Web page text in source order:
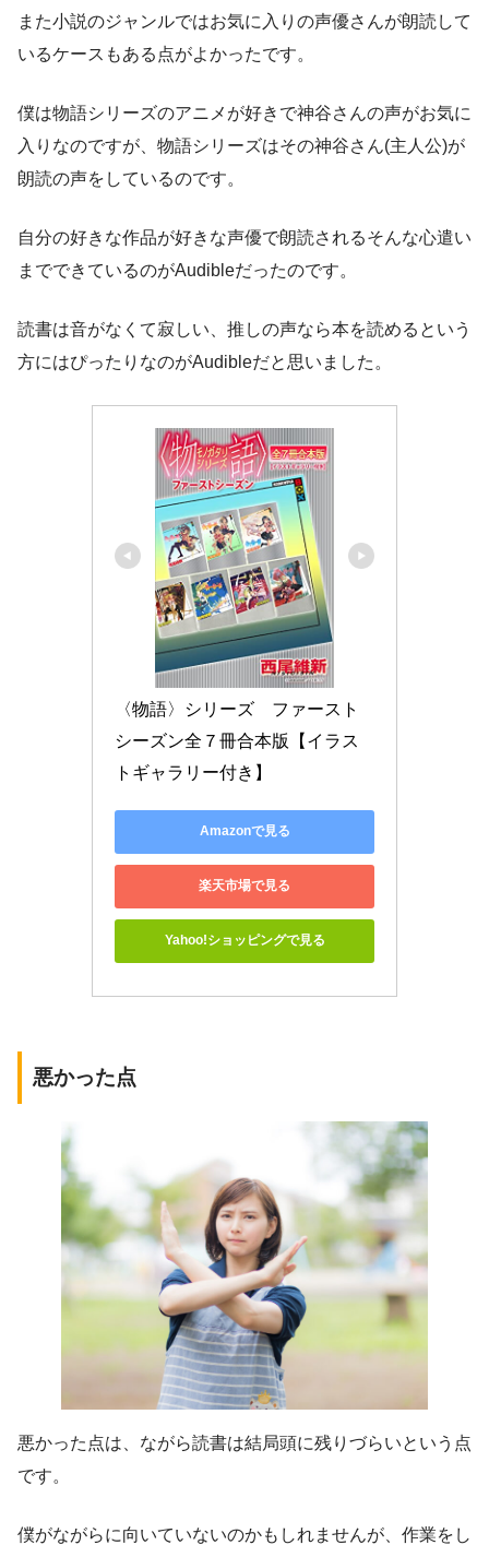
また小説のジャンルではお気に入りの声優さんが朗読して
いるケースもある点がよかったです。
僕は物語シリーズのアニメが好きで神谷さんの声がお気に
入りなのですが、物語シリーズはその神谷さん(主人公)が
朗読の声をしているのです。
自分の好きな作品が好きな声優で朗読されるそんな心遣い
までできているのがAudibleだったのです。
読書は音がなくて寂しい、推しの声なら本を読めるという
方にはぴったりなのがAudibleだと思いました。
〈物語〉シリーズ　ファースト
シーズン全７冊合本版【イラス
トギャラリー付き】
Amazonで見る
楽天市場で見る
Yahoo!ショッピングで見る
悪かった点
悪かった点は、ながら読書は結局頭に残りづらいという点
です。
僕がながらに向いていないのかもしれませんが、作業をし